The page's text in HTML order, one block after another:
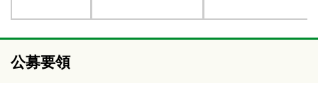
公募要領